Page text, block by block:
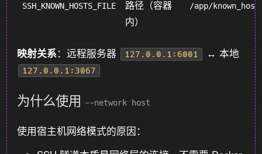
SSH_KNOWN_HOSTS_FILE
路径（容器
内）
/app/
映射关系：远程服务器 127.0.0.1:6001 ↔ 本地
127.0.0.1:3067
为什么使用 --network host
使用宿主机网络模式的原因：